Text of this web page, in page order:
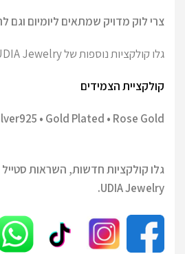
צרי לוק מדויק שמתאים ליומיום וגם
גלו קולקציות נוספות של UDIA Jewelry
קולקציית הצמידים
• Gold Plated • Rose Gold
גלו קולקציות חדשות, השראות
UDIA Jewelry.